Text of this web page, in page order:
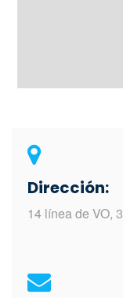
Dirección:
14 línea de VO,